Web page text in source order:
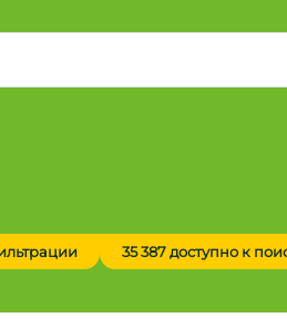
35 387 доступно к